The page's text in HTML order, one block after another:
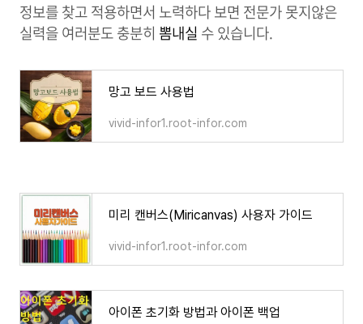
정보를 찾고 적용하면서 노력하다 보면 전문가 못지않은
실력을 여러분도 충분히 뽐내실 수 있습니다.
망고 보드 사용법
vivid-infor1.root-infor.com
미리 캔버스(Miricanvas) 사용자 가이드
vivid-infor1.root-infor.com
아이폰 초기화 방법과 아이폰 백업